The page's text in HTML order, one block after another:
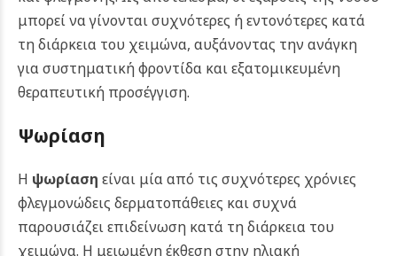
μπορεί να γίνονται συχνότερες ή εντονότερες κατά
τη διάρκεια του χειμώνα, αυξάνοντας την ανάγκη
για συστηματική φροντίδα και εξατομικευμένη
θεραπευτική προσέγγιση.
Ψωρίαση
Η ψωρίαση είναι μία από τις συχνότερες χρόνιες
φλεγμονώδεις δερματοπάθειες και συχνά
παρουσιάζει επιδείνωση κατά τη διάρκεια του
χειμώνα. Η μειωμένη έκθεση στην ηλιακή